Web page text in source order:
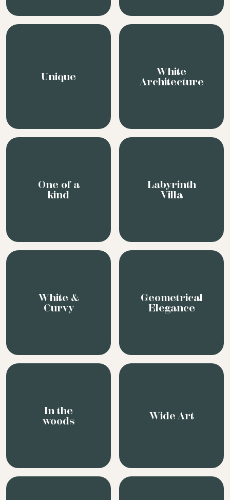
Unique
White
Architecture
One of a
kind
Labyrinth
Villa
White &
Curvy
Geometrical
Elegance
In the
woods
Wide Art